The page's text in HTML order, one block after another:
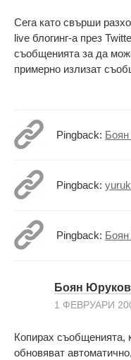
Сега като свърши
live блогинг-а през
съобщенията за да
примерно излизат
Pingback:
Pingback:
Pingback:
Боян Юруков
1 ФЕВРУАРИ
Копирах съобщенията,
обновяват